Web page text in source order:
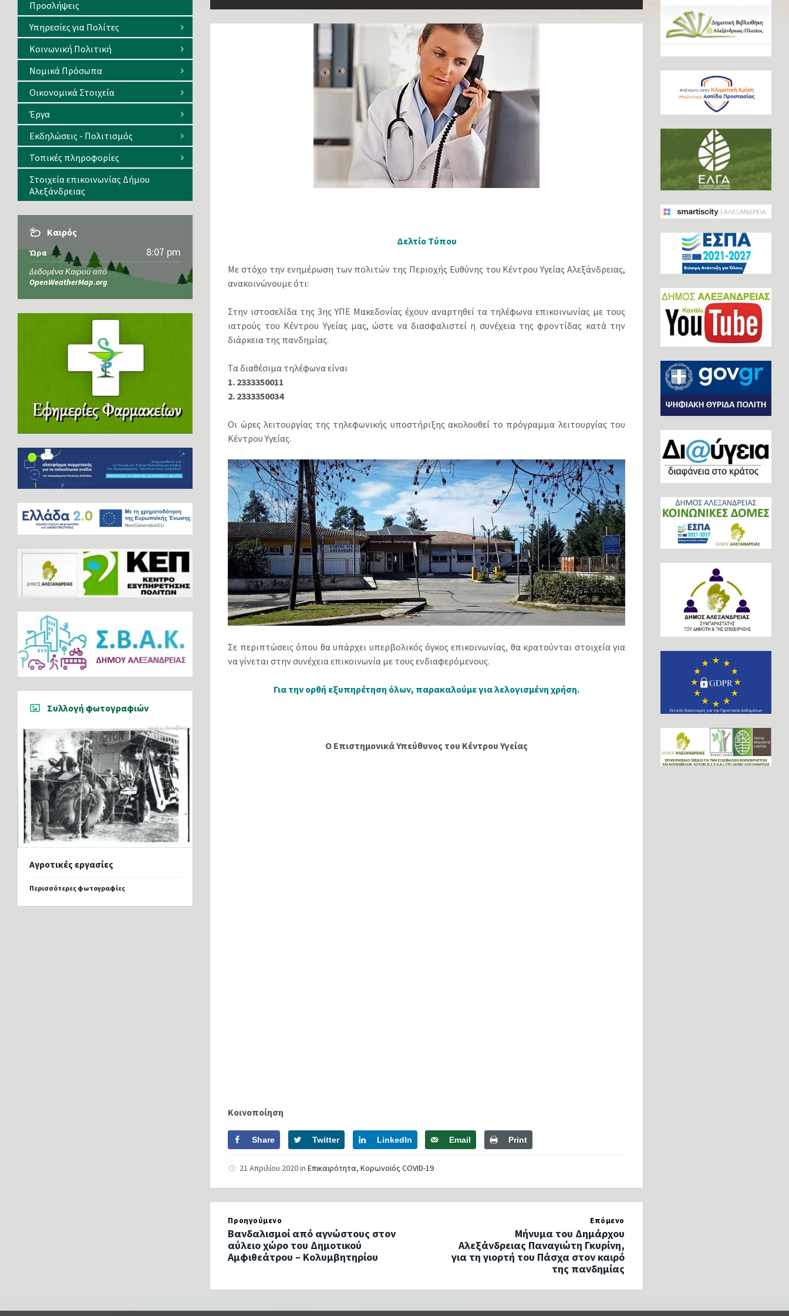
Δελτίο Τύπου
Με στόχο την ενημέρωση των πολιτών της Περιοχής Ευθύνης του Κέντρου Υγείας Αλεξάνδρειας,
ανακοινώνουμε ότι:
Στην ιστοσελίδα της 3ης ΥΠΕ Μακεδονίας έχουν αναρτηθεί τα τηλέφωνα επικοινωνίας με τους
ιατρούς του Κέντρου Υγείας μας, ώστε να διασφαλιστεί η συνέχεια της φροντίδας κατά την
διάρκεια της πανδημίας.
Τα διαθέσιμα τηλέφωνα είναι
1. 2333350011
2. 2333350034
Οι ώρες λειτουργίας της τηλεφωνικής υποστήριξης ακολουθεί το πρόγραμμα λειτουργίας του
Κέντρου Υγείας.
Σε περιπτώσεις όπου θα υπάρχει υπερβολικός όγκος επικοινωνίας, θα κρατούνται στοιχεία για
να γίνεται στην συνέχεια επικοινωνία με τους ενδιαφερόμενους.
Για την ορθή εξυπηρέτηση όλων, παρακαλούμε για λελογισμένη χρήση.
O Επιστημονικά Υπεύθυνος του Κέντρου Υγείας
Κοινοποίηση
Share Twitter LinkedIn Email Print
21 Απριλίου 2020inΕπικαιρότητα,Κορωνοϊός COVID-19
Προηγούμενο
Bανδαλισμοί από αγνώστους στον
αύλειο χώρο του Δημοτικού
Αμφιθεάτρου – Κολυμβητηρίου
Επόμενο
Μήνυμα του Δημάρχου
Αλεξάνδρειας Παναγιώτη Γκυρίνη,
για τη γιορτή του Πάσχα στον καιρό
της πανδημίας
Προσλήψεις
Υπηρεσίες για Πολίτες
Κοινωνική Πολιτική
Νομικά Πρόσωπα
Οικονομικά Στοιχεία
Έργα
Εκδηλώσεις - Πολιτισμός
Τοπικές πληροφορίες
Στοιχεία επικοινωνίας Δήμου
Αλεξάνδρειας
Καιρός
Ώρα 8:07 pm
Δεδομένα Καιρού από
OpenWeatherMap.org
Συλλογή φωτογραφιών
Αγροτικές εργασίες
Περισσότερες φωτογραφίες